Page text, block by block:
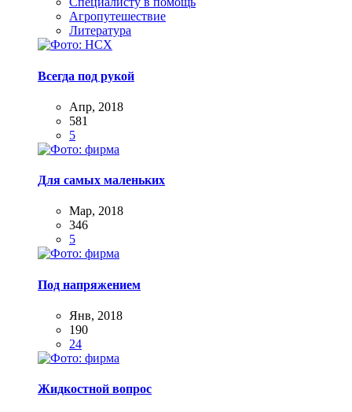
Агропутешествие
Литература
Всегда под рукой
Апр, 2018
581
5
Для самых маленьких
Мар, 2018
346
5
Под напряжением
Янв, 2018
190
24
Жидкостной вопрос